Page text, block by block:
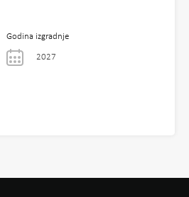
Godina izgradnje
2027